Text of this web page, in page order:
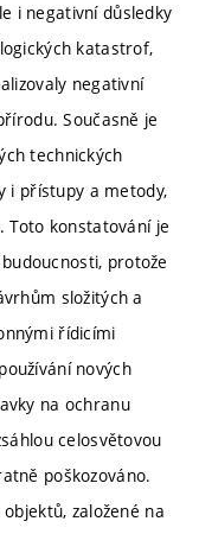
i negativní důsledky
katastrof,
negativní
Současně je
technických
i přístupy a metody,
Toto konstatování je
protože
složitých a
řídicími
nových
na ochranu
celosvětovou
poškozováno.
založené na